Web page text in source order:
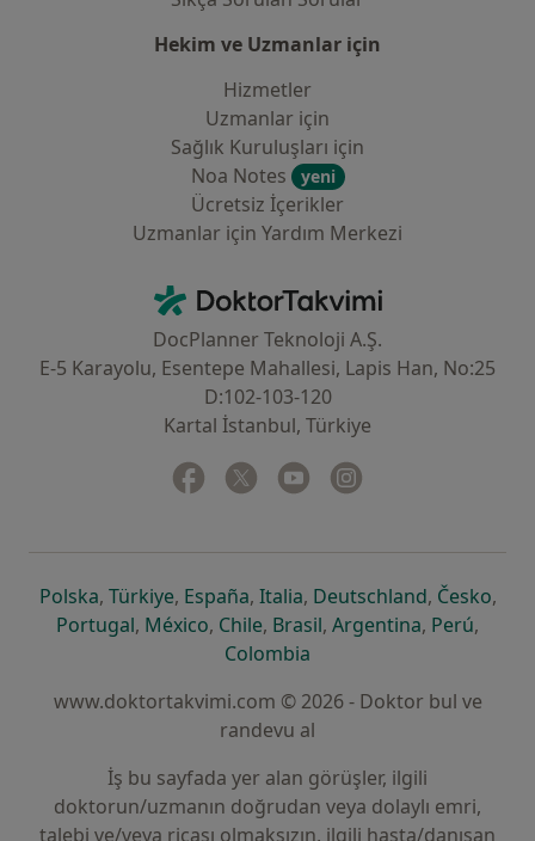
Hekim ve Uzmanlar için
Hizmetler
Uzmanlar için
Sağlık Kuruluşları için
Noa Notes
yeni
Ücretsiz İçerikler
Uzmanlar için Yardım Merkezi
DoktorTakvimi - Ana Sayfa
DocPlanner Teknoloji A.Ş.
E-5 Karayolu, Esentepe Mahallesi, Lapis Han, No:25
D:102-103-120
Kartal İstanbul, Türkiye
Facebook
yeni bir sekmede açılır
Twitter
yeni bir sekmede açılır
Youtube
yeni bir sekmede açılır
Polskayeni bir sekmede açılır
, Türkiyeyeni bir sekmede açılır
, Españayeni bir sekmede açılır
, Italiayeni bir sekmede açılır
, Deutschlandyeni bir
, Českoyeni
,
Portugalyeni bir sekmede açılır
, Méxicoyeni bir sekmede açılır
, Chileyeni bir sekmede açılır
, Brasilyeni bir sekmede açılır
, Argentinayeni bir
, Perúyeni
,
Colombia
www.doktortakvimi.com © 2026 - Doktor bul ve
randevu al
İş bu sayfada yer alan görüşler, ilgili
doktorun/uzmanın doğrudan veya dolaylı emri,
talebi ve/veya ricası olmaksızın, ilgili hasta/danışan